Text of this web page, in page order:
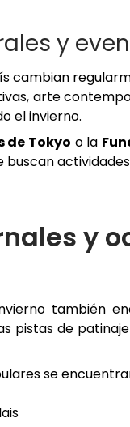
y
cambian
arte
el invierno.
de Tokyo o la
y
también
pistas de
se